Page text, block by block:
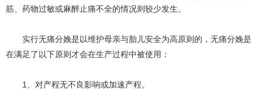
筋、药物过敏或麻醉止痛不全的情况则较少发生。
实行无痛分娩是以维护母亲与胎儿安全为高原则的，无痛分娩是
在满足了以下原则才会在生产过程中被使用：
1、对产程无不良影响或加速产程。